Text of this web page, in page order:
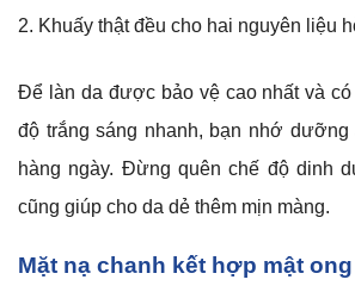
Khuấy thật đều cho hai nguyên liệu
Để làn da được bảo vệ cao nhất và
độ trắng sáng nhanh, bạn nhớ dưỡng
hàng ngày. Đừng quên chế độ dinh
cũng giúp cho da dẻ thêm mịn màng.
Mặt nạ chanh kết hợp mật ong